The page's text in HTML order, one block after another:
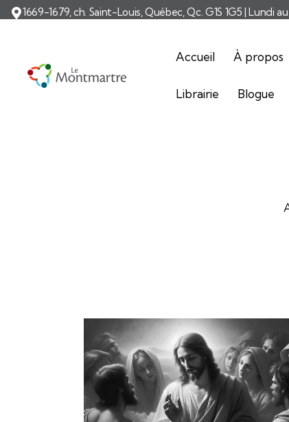
1669-1679, ch. Saint-Louis, Québec, Qc. G1S 1G5 | Lundi
Accueil À propos
Librairie Blogue